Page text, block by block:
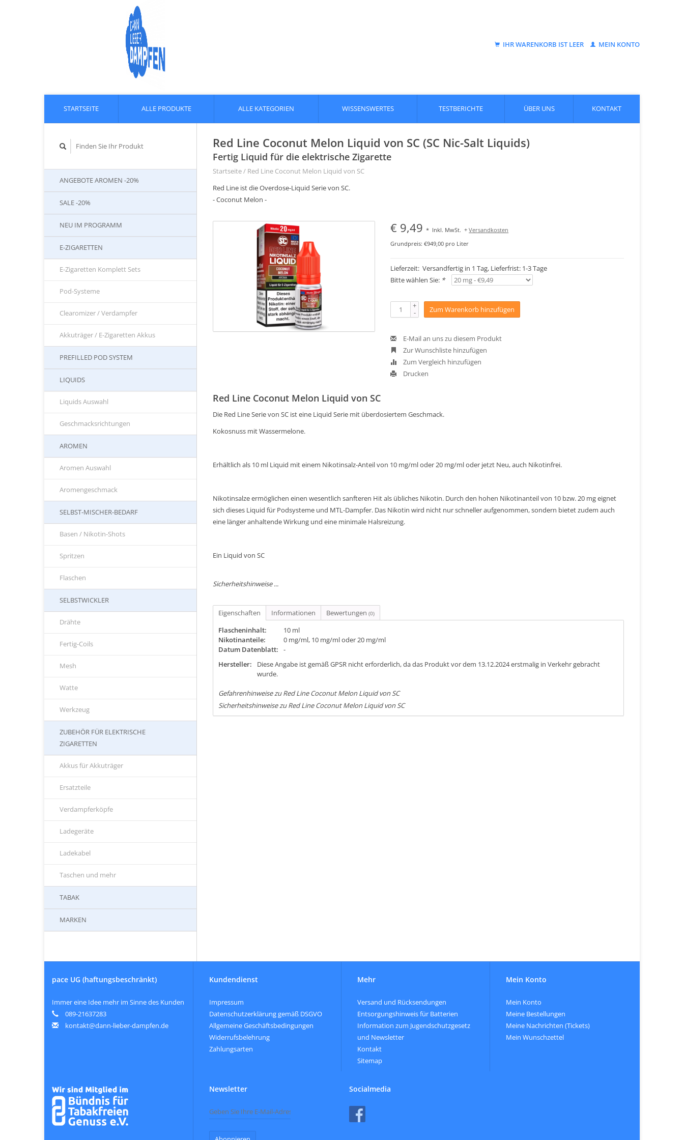
IHR WARENKORB IST LEER MEIN KONTO
STARTSEITE ALLE PRODUKTE ALLE KATEGORIEN WISSENSWERTES TESTBERICHTE ÜBER UNS KONTAKT
ANGEBOTE AROMEN -20%
SALE -20%
NEU IM PROGRAMM
E-ZIGARETTEN
E-Zigaretten Komplett Sets
Pod-Systeme
Clearomizer / Verdampfer
Akkuträger / E-Zigaretten Akkus
PREFILLED POD SYSTEM
LIQUIDS
Liquids Auswahl
Geschmacksrichtungen
AROMEN
Aromen Auswahl
Aromengeschmack
SELBST-MISCHER-BEDARF
Basen / Nikotin-Shots
Spritzen
Flaschen
SELBSTWICKLER
Drähte
Fertig-Coils
Mesh
Watte
Werkzeug
ZUBEHÖR FÜR ELEKTRISCHE
ZIGARETTEN
Akkus für Akkuträger
Ersatzteile
Verdampferköpfe
Ladegeräte
Ladekabel
Taschen und mehr
TABAK
MARKEN
Red Line Coconut Melon Liquid von SC (SC Nic-Salt Liquids)
Fertig Liquid für die elektrische Zigarette
Startseite/ Red Line Coconut Melon Liquid von SC
Red Line ist die Overdose-Liquid Serie von SC.
- Coconut Melon -
€ 9,49* Inkl. MwSt. +Versandkosten
Grundpreis: €949,00 pro Liter
Lieferzeit: Versandfertig in 1 Tag, Lieferfrist: 1-3 Tage
Bitte wählen Sie: *
+
- Zum Warenkorb hinzufügen
E-Mail an uns zu diesem Produkt
Zur Wunschliste hinzufügen
Zum Vergleich hinzufügen
Drucken
Red Line Coconut Melon Liquid von SC
Die Red Line Serie von SC ist eine Liquid Serie mit überdosiertem Geschmack.
Kokosnuss mit Wassermelone.
Erhältlich als 10 ml Liquid mit einem Nikotinsalz-Anteil von 10 mg/ml oder 20 mg/ml oder jetzt Neu, auch Nikotinfrei.
Nikotinsalze ermöglichen einen wesentlich sanfteren Hit als übliches Nikotin. Durch den hohen Nikotinanteil von 10 bzw. 20 mg eignet
sich dieses Liquid für Podsysteme und MTL-Dampfer. Das Nikotin wird nicht nur schneller aufgenommen, sondern bietet zudem auch
eine länger anhaltende Wirkung und eine minimale Halsreizung.
Ein Liquid von SC
Sicherheitshinweise ...
Eigenschaften Informationen Bewertungen (0)
Flascheninhalt:
10 ml
Nikotinanteile:
0 mg/ml, 10 mg/ml oder 20 mg/ml
Datum Datenblatt:
-
Hersteller:
Diese Angabe ist gemäß GPSR nicht erforderlich, da das Produkt vor dem 13.12.2024 erstmalig in Verkehr gebracht
wurde.
Gefahrenhinweise zu Red Line Coconut Melon Liquid von SC
Sicherheitshinweise zu Red Line Coconut Melon Liquid von SC
pace UG (haftungsbeschränkt)
Immer eine Idee mehr im Sinne des Kunden
089-21637283
kontakt@dann-lieber-dampfen.de
Kundendienst
Impressum
Datenschutzerklärung gemäß DSGVO
Allgemeine Geschäftsbedingungen
Widerrufsbelehrung
Zahlungsarten
Mehr
Versand und Rücksendungen
Entsorgungshinweis für Batterien
Information zum Jugendschutzgesetz
und Newsletter
Kontakt
Sitemap
Mein Konto
Mein Konto
Meine Bestellungen
Meine Nachrichten (Tickets)
Mein Wunschzettel
Newsletter Socialmedia